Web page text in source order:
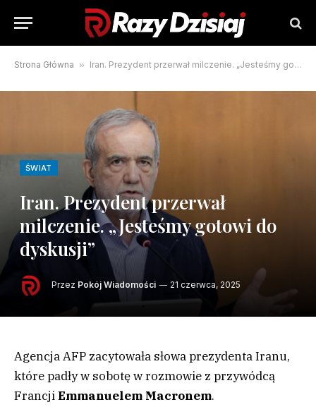
Strona Główna » Iran. Prezydent przerwał milczenie. „Jesteśmy gotowi do dyskusji”
ŚWIAT
Iran. Prezydent przerwał
milczenie. „Jesteśmy gotowi do
dyskusji”
Przez Pokój Wiadomości 21 czerwca, 2025
Agencja AFP zacytowała słowa prezydenta Iranu,
które padły w sobotę w rozmowie z przywódcą
FrancjiEmmanuelem Macronem.